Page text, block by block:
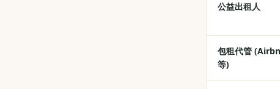
公益出租人
包租代管
等)